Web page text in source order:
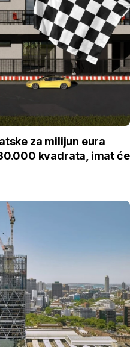
za milijun eura
kvadrata, imat će